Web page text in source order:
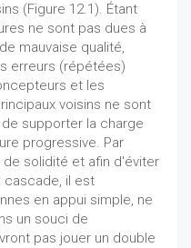
(Figure 12.1). Étant
ne sont pas dues à
mauvaise qualité,
erreurs (répétées)
et les
voisins ne sont
supporter la charge
progressive. Par
solidité et afin d'éviter
il est
en appui simple, ne
un souci de
pas jouer un double